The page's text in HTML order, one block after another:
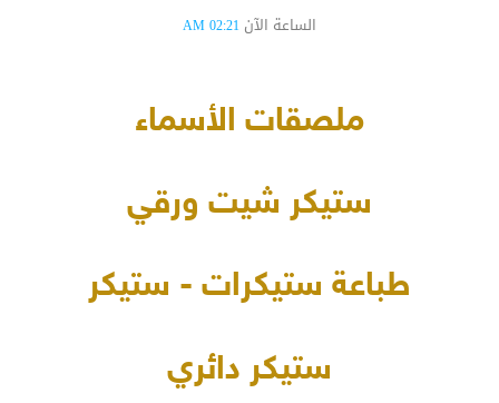
الساعة الآن 02:21 AM
ملصقات الأسماء
ستيكر شيت ورقي
طباعة ستيكرات - ستيكر
ستيكر دائري